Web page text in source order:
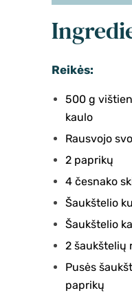
Reikės:
500 g
kaulo
Rausvojo
2 paprikų
4 česnako
Šaukštelio
Šaukštelio
2 šaukštelių
Pusės
paprikų